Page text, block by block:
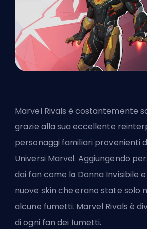
Marvel Rivals è costantemente
grazie alla sua eccellente
personaggi familiari provenienti
Universi Marvel. Aggiungendo
dai fan come la Donna Invisibile
nuove skin che erano state solo
alcune fumetti, Marvel Rivals è
di ogni fan dei fumetti.